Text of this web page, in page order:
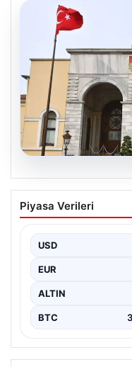
İstanbul
uyarısı
Piyasa Verileri
USD
EUR
ALTIN
BTC